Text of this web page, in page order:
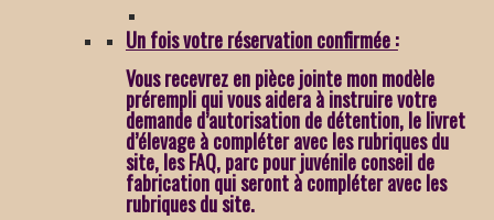
Un fois votre réservation confirmée :
Vous recevrez en pièce jointe mon modèle
prérempli qui vous aidera à instruire votre
demande d’autorisation de détention,le livret
d’élevage à compléter avec les rubriques du
site, les FAQ, parc pour juvénile conseil de
fabrication qui seront à compléter avec les
rubriques du site.